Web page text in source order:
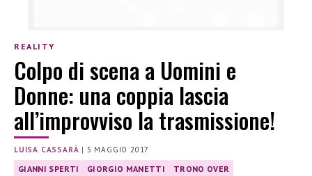
REALITY
Colpo di scena a Uomini e
Donne: una coppia lascia
all’improvviso la trasmissione!
LUISA CASSARÀ | 5 MAGGIO 2017
GIANNI SPERTI GIORGIO MANETTI
TRONO OVER